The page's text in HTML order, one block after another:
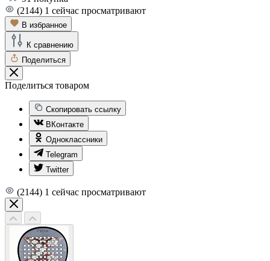
(2144) 1 сейчас просматривают
В избранное
К сравнению
Поделиться
Поделиться товаром
Скопировать ссылку
ВКонтакте
Одноклассники
Telegram
Twitter
(2144) 1 сейчас просматривают